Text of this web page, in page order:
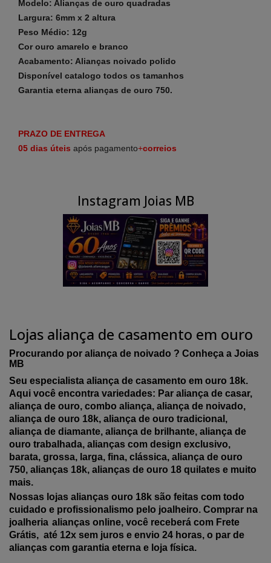
Modelo: Alianças de ouro quadradas
Largura: 6mm x 2 altura
Peso Médio: 12g
Cor ouro amarelo e branco
Acabamento: Alianças noivado polido
Disponível catalogo todos os tamanhos
Garantia eterna alianças de ouro 750.
PRAZO DE ENTREGA
05 dias úteis após pagamento+correios
Instagram Joias MB
Lojas aliança de casamento em ouro
Procurando por aliança de noivado ? Conheça a Joias
MB
Seu especialista aliança de casamento em ouro 18k.
Aqui você encontra variedades: Par aliança de casar,
aliança de ouro, combo aliança, aliança de noivado,
aliança de ouro 18k, aliança de ouro tradicional,
aliança de diamante, aliança de brilhante, aliança de
ouro trabalhada, alianças com design exclusivo,
barata, grossa, larga, fina, clássica, aliança de ouro
750, alianças 18k, alianças de ouro 18 quilates e muito
mais.
Nossas lojas alianças ouro 18k são feitas com todo
cuidado e profissionalismo pelo joalheiro. Comprar na
joalheria alianças online, você receberá com Frete
Grátis, até 12x sem juros e envio 24 horas, o par de
alianças com garantia eterna e loja física.